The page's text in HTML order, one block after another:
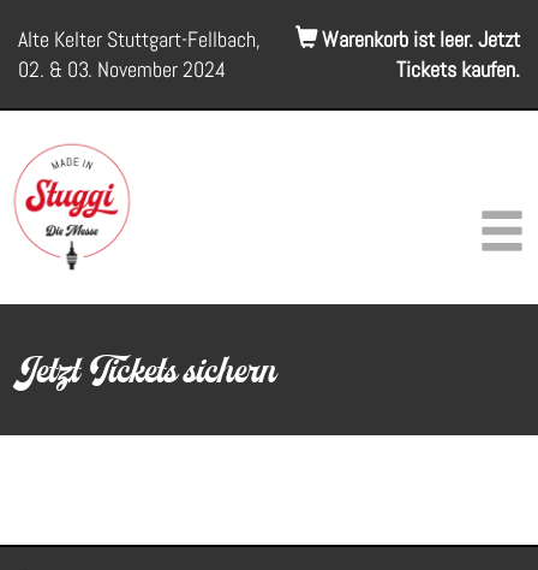
Alte Kelter Stuttgart-Fellbach,
02. & 03. November 2024
Warenkorb ist leer. Jetzt
Tickets kaufen.
Jetzt Tickets sichern